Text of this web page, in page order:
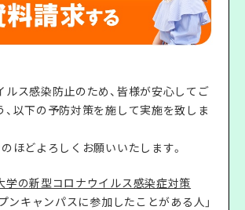
ルス感染防止のため、皆様が安心してご
、以下の予防対策を施して実施を致しま
ほどよろしくお願いいたします。
学の新型コロナウイルス感染症対策
ンキャンパスに参加したことがある人」